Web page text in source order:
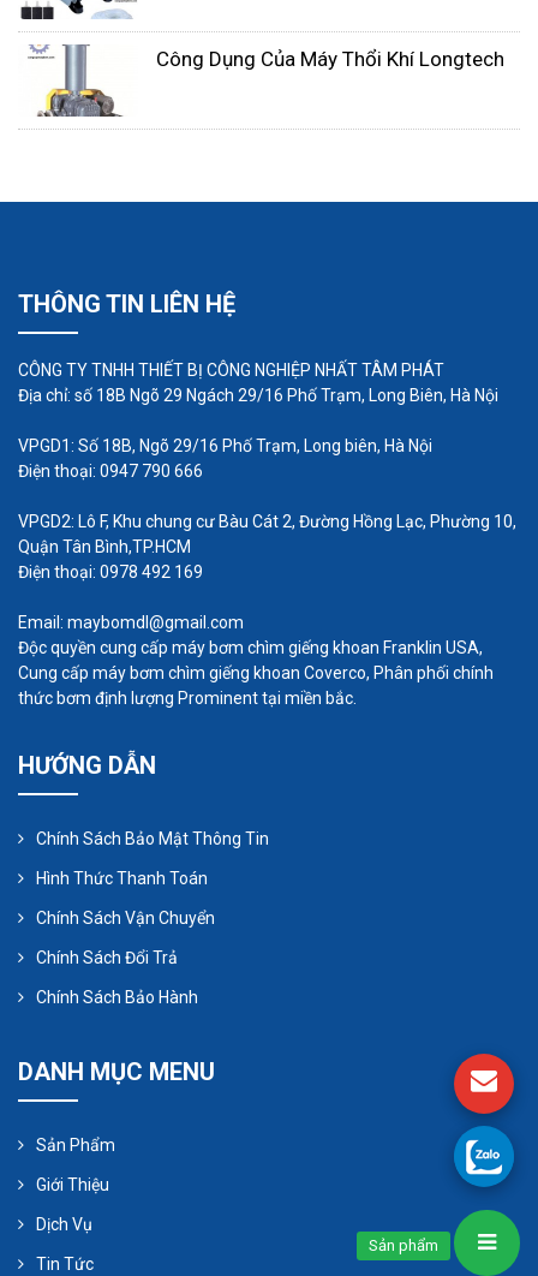
thông thoáng.
Cố định máy thổi khí chắc chắn bằng các bu-lông
hoặc đinh vít.
hướng dẫn của nhà sản xuất.
Kết nối hệ thống điện và khí:
Trước tiên, bạn cần lựa chọn loại máy thổi khí phù
hợp với yêu cầu cụ thể của hệ thống xử lý nước
thải, bao gồm lưu lượng khí cần cung cấp, áp suất,
và yêu cầu vận hành.
Thiết lập điều khiển:
Cài đặt và thiết lập các thông số điều khiển trên
máy thổi khí, bao gồm tần số hoạt động, áp suất,
và lưu lượng khí cần cung cấp.
Kiểm tra và bảo trì định kì:
Công Dụng Của Máy Thổi Khí Longtech
THÔNG TIN LIÊN HỆ
CÔNG TY TNHH THIẾT BỊ CÔNG NGHIỆP NHẤT TÂM PHÁT
Địa chỉ: số 18B Ngõ 29 Ngách 29/16 Phố Trạm, Long Biên, Hà Nội
VPGD1: Số 18B, Ngõ 29/16 Phố Trạm, Long biên, Hà Nội
Điện thoại: 0947 790 666
VPGD2: Lô F, Khu chung cư Bàu Cát 2, Đường Hồng Lạc, Phường 10,
Quận Tân Bình,TP.HCM
Điện thoại: 0978 492 169
Email: maybomdl@gmail.com
Độc quyền cung cấp máy bơm chìm giếng khoan Franklin USA,
Cung cấp máy bơm chìm giếng khoan Coverco, Phân phối chính
thức bơm định lượng Prominent tại miền bắc.
HƯỚNG DẪN
Chính Sách Bảo Mật Thông Tin
Hình Thức Thanh Toán
Chính Sách Vận Chuyển
Chính Sách Đổi Trả
Chính Sách Bảo Hành
DANH MỤC MENU
Sản Phẩm
Giới Thiệu
Dịch Vụ
Tin Tức
Sản phẩm